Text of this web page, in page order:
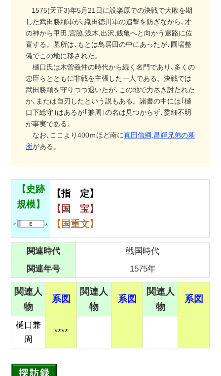
1575(天正3)年5月21日に設楽原での決戦で大敗を期
した武田勝頼軍が､織田徳川軍の追撃を防ぎながら､才
の神から甲田,宮脇,浅木,出沢,銭亀へと向かう退路に位
置する。墓所は､もとは鳥居田の中にあったが､圃場整
備でこの地に移された。
樋口氏は木曽義仲の時代から続く名門であり､多くの
忠臣らとともに非戦を主張した一人である。決戦では
武田勝頼を守りつつ退いたが､この地で力尽き討たれた
か､または自刃したという説もある。諸書の中には｢樋
口下総守｣はあるが｢兼周｣の名は見つからず､委細不明
が事実である。
なお､ここより400ｍほど南に真田信綱,昌輝兄弟の墓
所がある。
【史跡
規模】
【指 定】
【国 宝】
【国重文】
関連時代
戦国時代
関連年号
1575年
関連人
物
系図
関連人
物
系図
関連人
物
系図
樋口兼
周
****